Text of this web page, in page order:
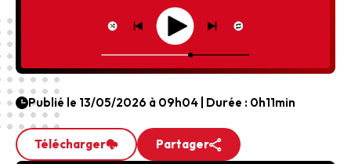
Publié le 13/05/2026 à 09h04 | Durée : 0h11min
Télécharger Partager